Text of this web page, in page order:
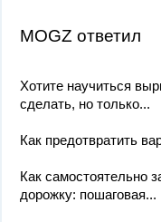
MOGZ ответил
Хотите научиться
сделать, но только...
Как предотвратить
Как самостоятельно
дорожку: пошаговая...